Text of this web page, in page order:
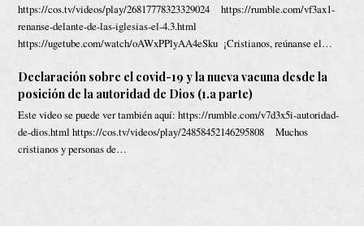
https://cos.tv/videos/play/26817778323329024 https://rumble.com/vf3ax1-
renanse-delante-de-las-iglesias-el-4.3.html
https://ugetube.com/watch/oAWxPPlyAA4eSku ¡Cristianos, reúnanse el…
Declaración sobre el covid-19 y la nueva vacuna desde la
posición de la autoridad de Dios (1.a parte)
Este video se puede ver también aquí: https://rumble.com/v7d3x5i-autoridad-
de-dios.html https://cos.tv/videos/play/24858452146295808 Muchos
cristianos y personas de…